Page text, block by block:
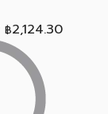
฿2,124.30